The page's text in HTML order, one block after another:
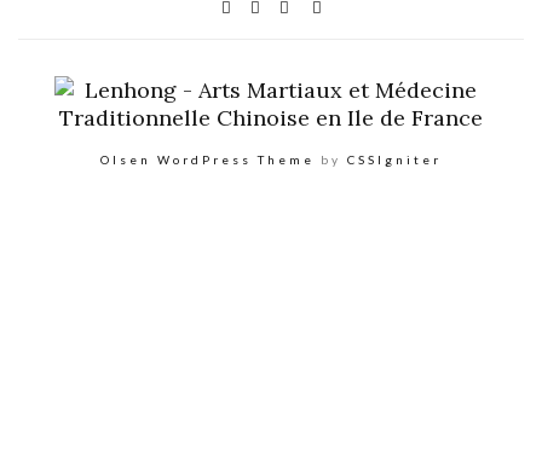
Olsen WordPress Theme by CSSIgniter